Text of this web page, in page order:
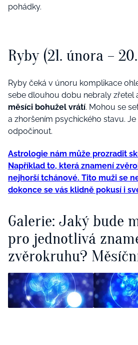
pohádky.
Ryby (21. února –
Ryby čeká v únoru komplikace
sebe dlouhou dobu nebraly zřetel
měsíci bohužel vrátí. Mohou se
a zhoršením psychického stavu.
odpočinout.
Astrologie nám může prozradit
Například to, která znamení
nejhorší tchánové. Tito muži se
dokonce se vás klidně pokusí i
Galerie: Jaký bude
pro jednotlivá
zvěrokruhu?